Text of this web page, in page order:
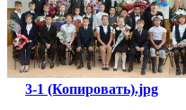
3-1 (Копировать).jpg